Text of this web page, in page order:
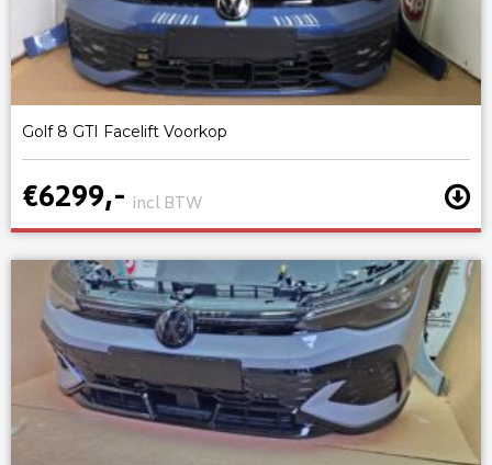
Golf 8 GTI Facelift Voorkop
€6299,- incl BTW